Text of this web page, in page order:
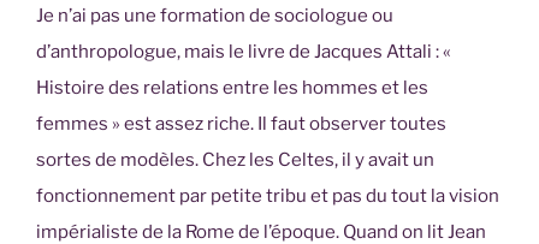
Je n’ai pas une formation de sociologue ou
d’anthropologue, mais le livre de Jacques Attali : «
Histoire des relations entre les hommes et les
femmes » est assez riche. Il faut observer toutes
sortes de modèles. Chez les Celtes, il y avait un
fonctionnement par petite tribu et pas du tout la vision
impérialiste de la Rome de l’époque. Quand on lit Jean